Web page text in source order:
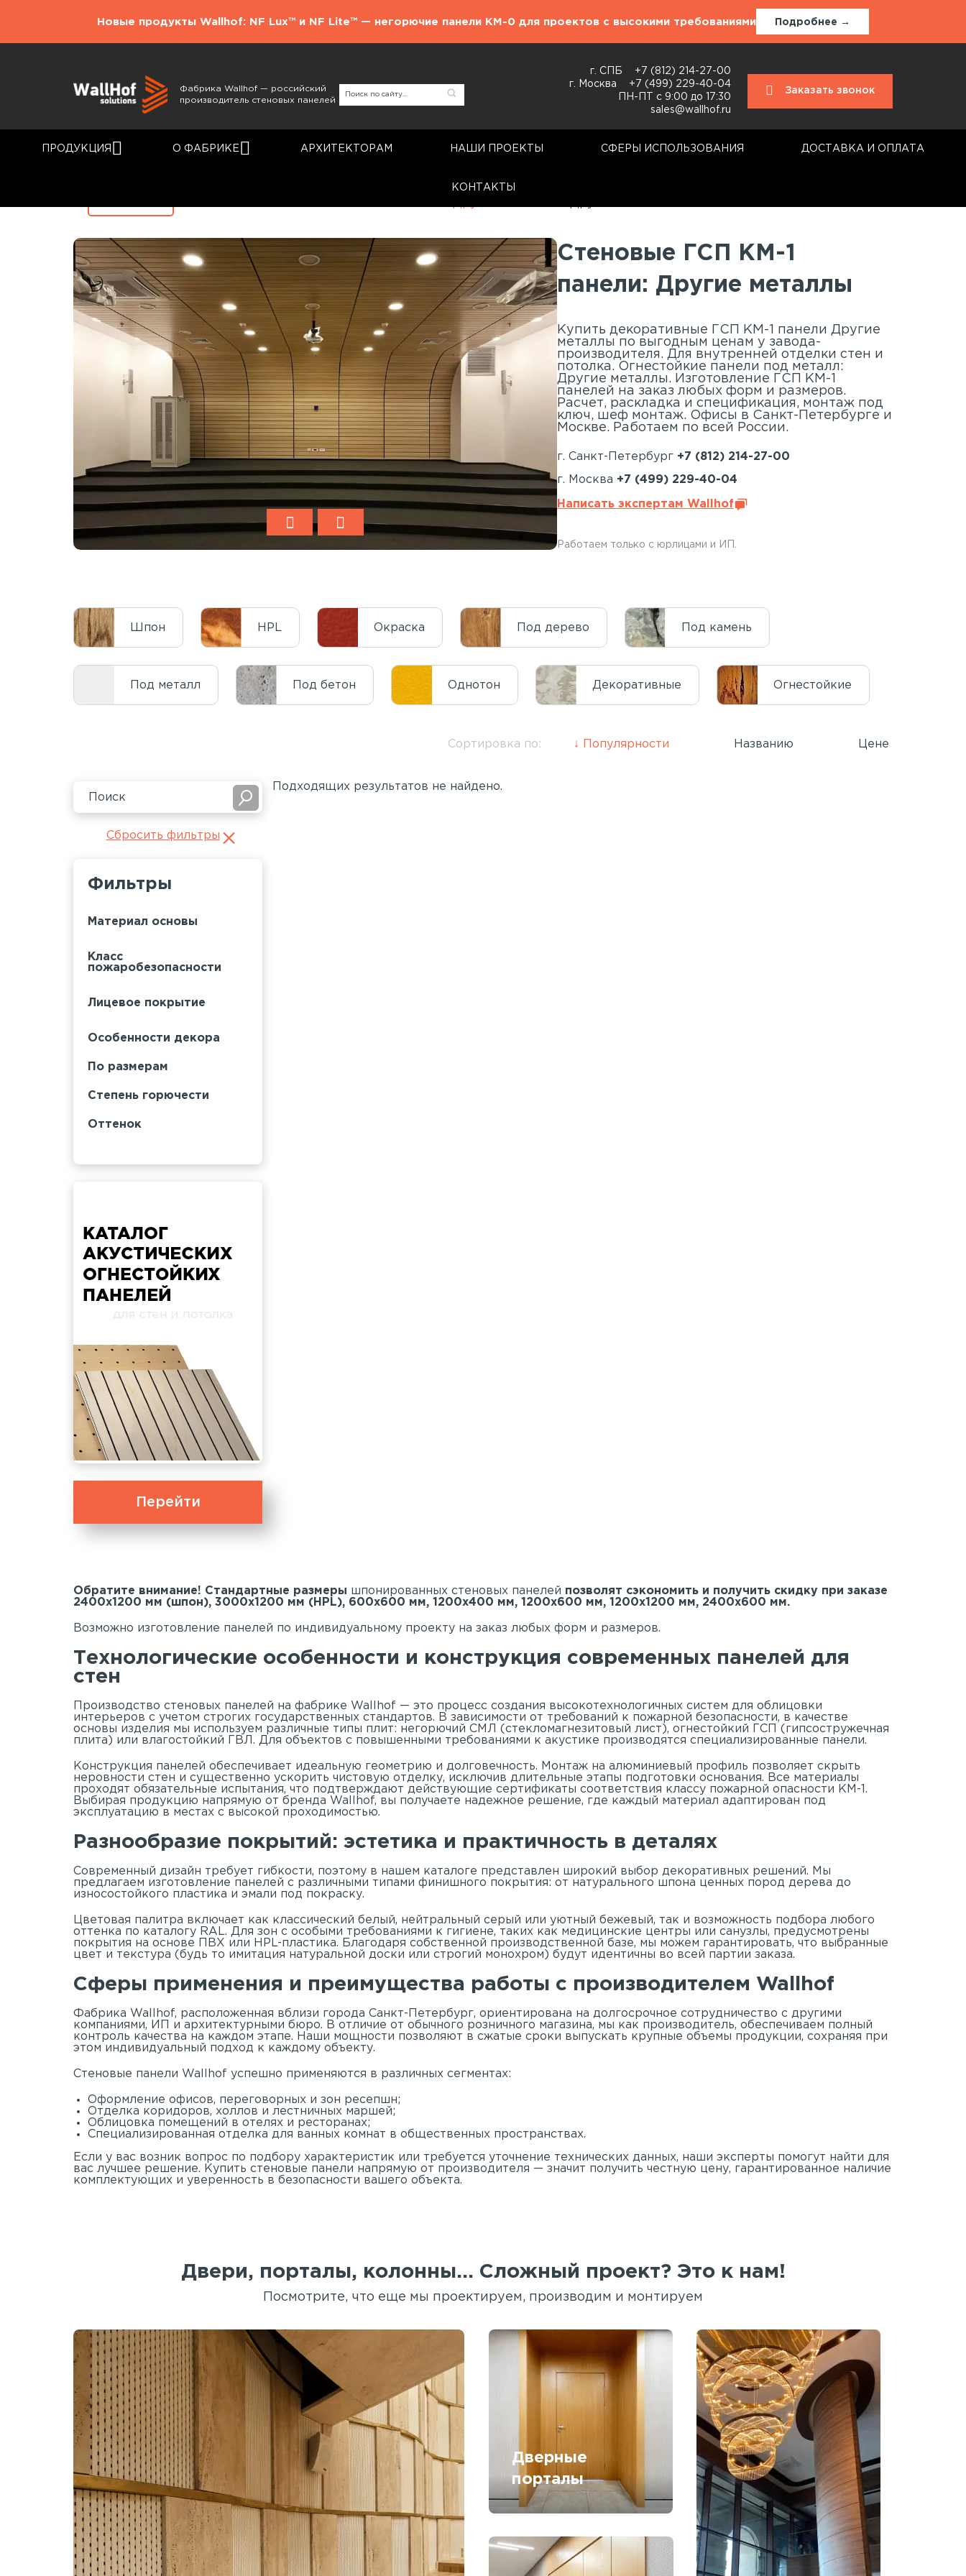
Новые продукты Wallhof: NF Lux™ и NF Lite™ — негорючие панели КМ-0 для проектов с высокими требованиями Подробнее →
Фабрика Wallhof — российский
производитель стеновых панелей
г. СПБ
+7 (812) 214-27-00
г. Москва
+7 (499) 229-40-04
ПН-ПТ с 9:00 до 17:30
sales@wallhof.ru
Заказать звонок
ПРОДУКЦИЯ О ФАБРИКЕ АРХИТЕКТОРАМ НАШИ ПРОЕКТЫ СФЕРЫ ИСПОЛЬЗОВАНИЯ ДОСТАВКА И ОПЛАТА
КОНТАКТЫ
Стеновые ГСП КМ-1
панели: Другие металлы
Купить декоративные ГСП КМ-1 панели Другие
металлы по выгодным ценам у завода-
производителя. Для внутренней отделки стен и
потолка. Огнестойкие панели под металл:
Другие металлы. Изготовление ГСП КМ-1
панелей на заказ любых форм и размеров.
Расчет, раскладка и спецификация, монтаж под
ключ, шеф монтаж. Офисы в Санкт-Петербурге и
Москве. Работаем по всей России.
г. Санкт-Петербург +7 (812) 214-27-00
г. Москва +7 (499) 229-40-04
Написать экспертам Wallhof
Работаем только с юрлицами и ИП.
Шпон HPL Окраска Под дерево Под камень
Под металл Под бетон Однотон Декоративные Огнестойкие
Сортировка по: Популярности Названию Цене
Сбросить фильтры
Фильтры
Материал основы
Класс
пожаробезопасности
Лицевое покрытие
Особенности декора
По размерам
Степень горючести
Оттенок
Перейти
Подходящих результатов не найдено.
Обратите внимание! Стандартные размеры шпонированных стеновых панелей позволят сэкономить и получить скидку при заказе
2400х1200 мм (шпон), 3000х1200 мм (HPL), 600х600 мм, 1200х400 мм, 1200х600 мм, 1200х1200 мм, 2400х600 мм.
Возможно изготовление панелей по индивидуальному проекту на заказ любых форм и размеров.
Технологические особенности и конструкция современных панелей для
стен
Производство стеновых панелей на фабрике Wallhof — это процесс создания высокотехнологичных систем для облицовки
интерьеров с учетом строгих государственных стандартов. В зависимости от требований к пожарной безопасности, в качестве
основы изделия мы используем различные типы плит: негорючий СМЛ (стекломагнезитовый лист), огнестойкий ГСП (гипсостружечная
плита) или влагостойкий ГВЛ. Для объектов с повышенными требованиями к акустике производятся специализированные панели.
Конструкция панелей обеспечивает идеальную геометрию и долговечность. Монтаж на алюминиевый профиль позволяет скрыть
неровности стен и существенно ускорить чистовую отделку, исключив длительные этапы подготовки основания. Все материалы
проходят обязательные испытания, что подтверждают действующие сертификаты соответствия классу пожарной опасности КМ-1.
Выбирая продукцию напрямую от бренда Wallhof, вы получаете надежное решение, где каждый материал адаптирован под
эксплуатацию в местах с высокой проходимостью.
Разнообразие покрытий: эстетика и практичность в деталях
Современный дизайн требует гибкости, поэтому в нашем каталоге представлен широкий выбор декоративных решений. Мы
предлагаем изготовление панелей с различными типами финишного покрытия: от натурального шпона ценных пород дерева до
износостойкого пластика и эмали под покраску.
Цветовая палитра включает как классический белый, нейтральный серый или уютный бежевый, так и возможность подбора любого
оттенка по каталогу RAL. Для зон с особыми требованиями к гигиене, таких как медицинские центры или санузлы, предусмотрены
покрытия на основе ПВХ или HPL-пластика. Благодаря собственной производственной базе, мы можем гарантировать, что выбранные
цвет и текстура (будь то имитация натуральной доски или строгий монохром) будут идентичны во всей партии заказа.
Сферы применения и преимущества работы с производителем Wallhof
Фабрика Wallhof, расположенная вблизи города Санкт-Петербург, ориентирована на долгосрочное сотрудничество с другими
компаниями, ИП и архитектурными бюро. В отличие от обычного розничного магазина, мы как производитель, обеспечиваем полный
контроль качества на каждом этапе. Наши мощности позволяют в сжатые сроки выпускать крупные объемы продукции, сохраняя при
этом индивидуальный подход к каждому объекту.
Стеновые панели Wallhof успешно применяются в различных сегментах:
Оформление офисов, переговорных и зон ресепшн;
Отделка коридоров, холлов и лестничных маршей;
Облицовка помещений в отелях и ресторанах;
Специализированная отделка для ванных комнат в общественных пространствах.
Если у вас возник вопрос по подбору характеристик или требуется уточнение технических данных, наши эксперты помогут найти для
вас лучшее решение. Купить стеновые панели напрямую от производителя — значит получить честную цену, гарантированное наличие
комплектующих и уверенность в безопасности вашего объекта.
Двери, порталы, колонны... Сложный проект? Это к нам!
Посмотрите, что еще мы проектируем, производим и монтируем
Дверные
порталы